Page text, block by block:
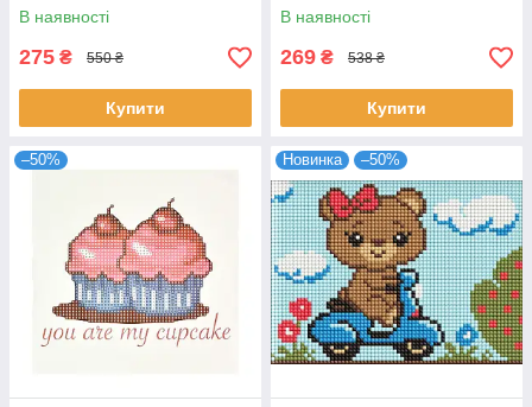
В наявності
275 ₴ 550 ₴
Купити
В наявності
269 ₴ 538 ₴
Купити
–50% Новинка –50%